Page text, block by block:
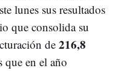
lunes sus resultados
que consolida su
de 216,8
que en el año